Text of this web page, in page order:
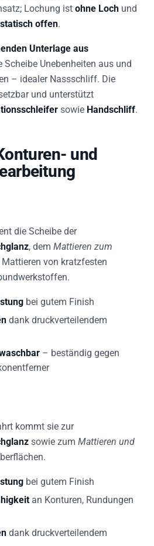
Lochung ist ohne Loch und
offen.
Unterlage aus
Scheibe Unebenheiten aus und
– idealer Nassschliff. Die
und unterstützt
sowie Handschliff.
und
die Scheibe der
, dem Mattieren zum
von kratzfesten
bei gutem Finish
dank druckverteilendem
– beständig gegen
kommt sie zur
sowie zum Mattieren und
bei gutem Finish
an Konturen, Rundungen
dank druckverteilendem